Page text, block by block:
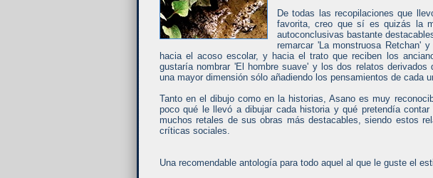
De todas las recopilaciones que
favorita, creo que sí es quizás la
autoconclusivas bastante
remarcar 'La monstruosa Retchan'
hacia el acoso escolar, y hacia el trato que reciben los
gustaría nombrar 'El hombre suave' y los dos relatos
una mayor dimensión sólo añadiendo los pensamientos de cada
Tanto en el dibujo como en la historias, Asano es muy
poco qué le llevó a dibujar cada historia y qué pretendía
muchos retales de sus obras más destacables, siendo estos
críticas sociales.
Una recomendable antología para todo aquel al que le guste el